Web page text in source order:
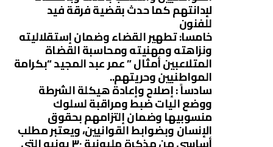
لإدانتهم كما حدث بقضية فرقة فيد
للفنون
خامسا: تطهير القضاء وضمان إستقلاليته
ونزاهته ومهنيته ومحاسبة القضاة
المتلاعبين أمثال ” عمر عبد المجيد “بكرامة
المواطنيين وحريتهم..
سادساً : إصلاح وإعادة هيكلة الشرطة
ووضع اليات ضبط ومراقبة لسلوك
منسوبيها وضمان إلتزامهم بحقوق
الإنسان وبضوابط القوانيين، ويعتبر مطلب